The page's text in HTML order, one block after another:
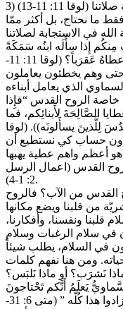
ما نحتاج، بل أكثر ممّا
الله في الاستجابة لصلاتنا
إِذا سأَلَه ابنُه سَمَكَةً
أَعطاهُ بَدَلَ السَّمَكَةِ حَيَّة؟ أَو سَأَلَهُ بَيضَةً أَعطاهُ عَقرَباً؟ (لوقا 11: 11-
حتى وهم يخطئون يعاملون
الذي يعامل أبناءه
خاصة الروح القدس “فإِذا
الصَّالِحَةَ لأَبنائِكم، فما
لِلَّذينَ يسأَلونَه)). (لوقا
دون حساب كي نستطيع أن
أعظم واهم عطية يهبها
القدس (اعمال الرسل
2: 1-4).
القدس من الآب؟ فالروح
من قلبنا ويضع مكانها
قلبنا ونفسنا، وأفكارنا،
في سلام الرغبات وسلام
في السلام، يطلب شيئاً
ومن هنا نفهم كلمات
نَشرَب؟ أو ماذا نَلبَس؟
يَعلَمُ أَنَّكم تَحْتاجونَ
إِلى هذا كُلِّه. فَاطلُبوا أَوَّلاً مَلَكوتَه وبِرَّه تُزادوا هذا كُلَّه ” (متى 6: 31-